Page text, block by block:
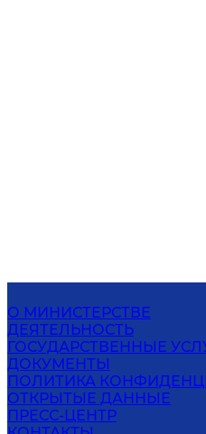
О МИНИСТЕРСТВЕ
ДЕЯТЕЛЬНОСТЬ
ГОСУДАРСТВЕННЫЕ
ДОКУМЕНТЫ
ПОЛИТИКА
ОТКРЫТЫЕ ДАННЫЕ
ПРЕСС-ЦЕНТР